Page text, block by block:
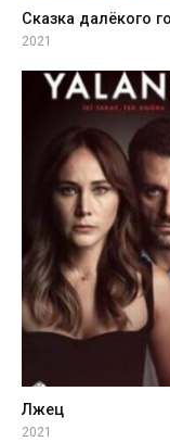
Сказка далёкого
2021
Лжец
2021